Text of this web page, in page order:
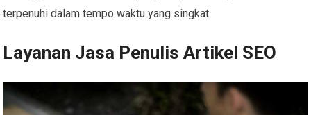
terpenuhi dalam tempo waktu yang singkat.
Layanan Jasa Penulis Artikel SEO